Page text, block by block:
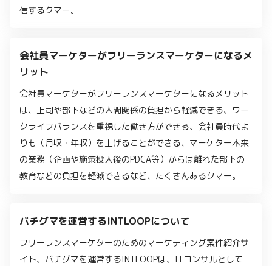
信するクマー。
会社員マーケターがフリーランスマーケターになるメ
リット
会社員マーケターがフリーランスマーケターになるメリット
は、上司や部下などの人間関係の負担から軽減できる、ワー
クライフバランスを重視した働き方ができる、会社員時代よ
りも（月収・年収）を上げることができる、マーケター本来
の業務（企画や施策投入後のPDCA等）からは離れた部下の
教育などの負担を軽減できるなど、たくさんあるクマー。
バチグマを運営するINTLOOPについて
フリーランスマーケターのためのマーケティング案件紹介サ
イト、バチグマを運営するINTLOOPは、ITコンサルとして